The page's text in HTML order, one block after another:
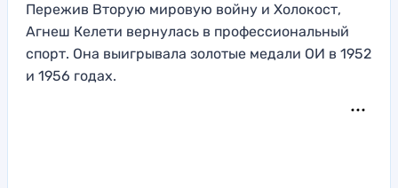
Пережив Вторую мировую войну и Холокост,
Агнеш Келети вернулась в профессиональный
спорт. Она выигрывала золотые медали ОИ в 1952
и 1956 годах.